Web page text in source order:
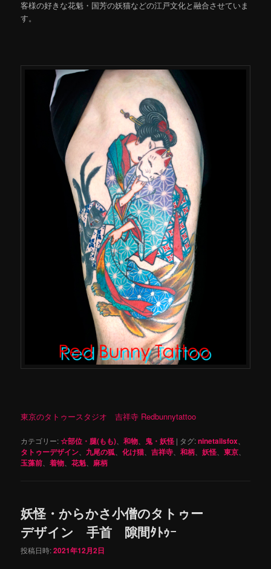
客様の好きな花魁・国芳の妖猫などの江戸文化と融合させていま
す。
東京のタトゥースタジオ 吉祥寺 Redbunnytattoo
カテゴリー:☆部位・腿(もも) 、和物 鬼・妖怪 | タグ:ninetailsfox
タトゥーデザイン 九尾の狐 、化け猫 、吉祥寺 、和柄 、妖怪 、東京
玉藻前 、着物 、花魁 麻柄
妖怪・からかさ小僧のタトゥー
デザイン 手首 隙間ﾀﾄｩｰ
投稿日時:2021年12月2日